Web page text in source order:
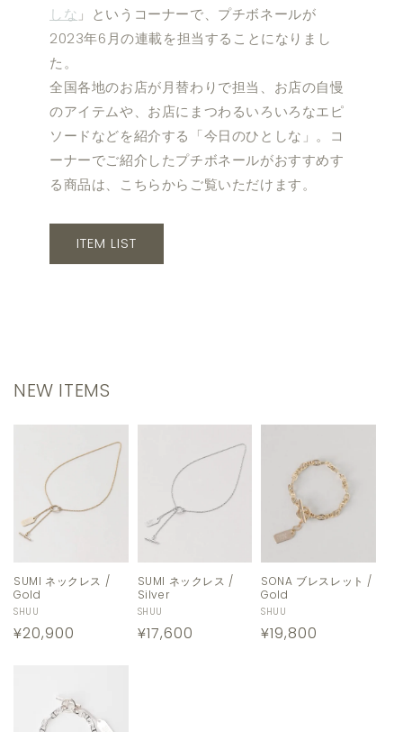
しな 」というコーナーで、プチボネールが
2023年6月の連載を担当することになりまし
た。
全国各地のお店が月替わりで担当、お店の自慢
のアイテムや、お店にまつわるいろいろなエピ
ソードなどを紹介する「今日のひとしな」。コ
ーナーでご紹介したプチボネールがおすすめす
る商品は、こちらからご覧いただけます。
ITEM LIST
NEW ITEMS
SUMI ネックレス /
Gold
販
売
SHUU
通
¥20,900
SUMI ネックレス /
Silver
販
売
SHUU
通
¥17,600
SONA ブレスレット /
Gold
販
売
SHUU
通
¥19,800